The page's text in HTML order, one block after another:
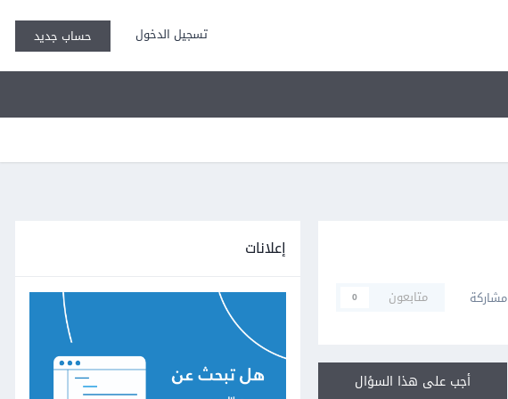
تسجيل الدخول حساب جديد
مشاركة متابعون 0
أجب على هذا السؤال
إعلانات